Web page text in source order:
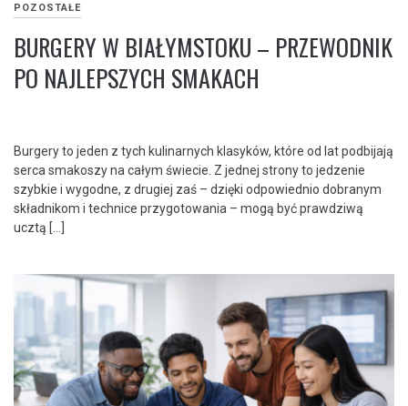
POZOSTAŁE
BURGERY W BIAŁYMSTOKU – PRZEWODNIK
PO NAJLEPSZYCH SMAKACH
Burgery to jeden z tych kulinarnych klasyków, które od lat podbijają
serca smakoszy na całym świecie. Z jednej strony to jedzenie
szybkie i wygodne, z drugiej zaś – dzięki odpowiednio dobranym
składnikom i technice przygotowania – mogą być prawdziwą
ucztą […]